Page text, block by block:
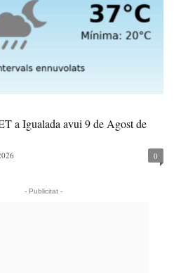
a Igualada avui 9 de Agost de
0
- Publicitat -